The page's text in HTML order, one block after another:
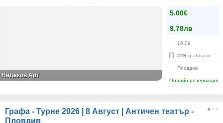
5.00€
9.78лв
16.09
229 грабнати
Пловдив
Онлайн резервация
Недеков Арт
Графа - Турне 2026 | 8 Август | Античен театър -
Пловдив